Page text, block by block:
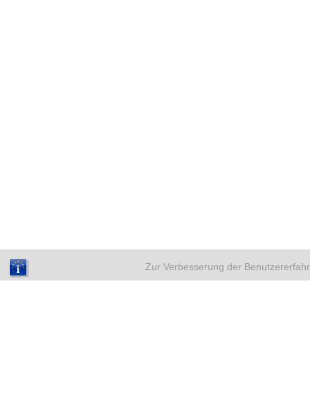
Zur Verbesserung der